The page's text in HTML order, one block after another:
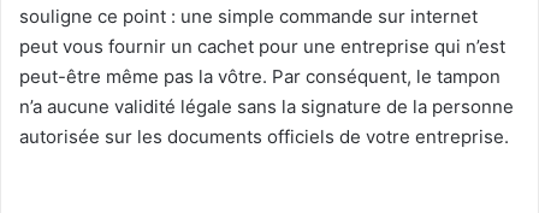
souligne ce point : une simple commande sur internet
peut vous fournir un cachet pour une entreprise qui n’est
peut-être même pas la vôtre. Par conséquent, le tampon
n’a aucune validité légale sans la signature de la personne
autorisée sur les documents officiels de votre entreprise.